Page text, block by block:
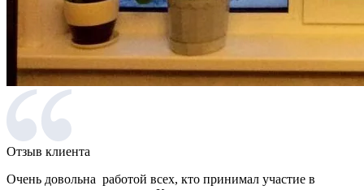
Отзыв клиента
Очень довольна работой всех, кто принимал участие в